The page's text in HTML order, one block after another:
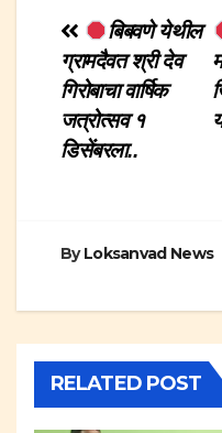
Postबिबवणे येथील
ग्रामदैवत श्री देव
गिरोबाचा वार्षिक
जत्रोत्सव १
डिसेंबरला..
ByLoksanvad News
RELATED POST